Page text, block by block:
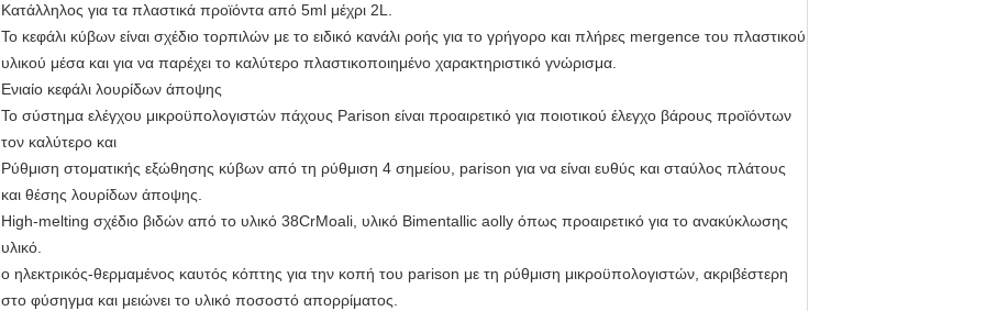
Κατάλληλος για τα πλαστικά προϊόντα από 5ml μέχρι 2L.
Το κεφάλι κύβων είναι σχέδιο τορπιλών με το ειδικό κανάλι ροής για το γρήγορο και πλήρες mergence του πλαστικού
υλικού μέσα και για να παρέχει το καλύτερο πλαστικοποιημένο χαρακτηριστικό γνώρισμα.
Ενιαίο κεφάλι λουρίδων άποψης
Το σύστημα ελέγχου μικροϋπολογιστών πάχους Parison είναι προαιρετικό για ποιοτικού έλεγχο βάρους προϊόντων
τον καλύτερο και
Ρύθμιση στοματικής εξώθησης κύβων από τη ρύθμιση 4 σημείου, parison για να είναι ευθύς και σταύλος πλάτους
και θέσης λουρίδων άποψης.
High-melting σχέδιο βιδών από το υλικό 38CrMoali, υλικό Bimentallic aolly όπως προαιρετικό για το ανακύκλωσης
υλικό.
ο ηλεκτρικός-θερμαμένος καυτός κόπτης για την κοπή του parison με τη ρύθμιση μικροϋπολογιστών, ακριβέστερη
στο φύσηγμα και μειώνει το υλικό ποσοστό απορρίματος.